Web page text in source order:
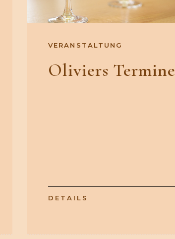
VERANSTALTUNG
Oliviers Termine
DETAILS